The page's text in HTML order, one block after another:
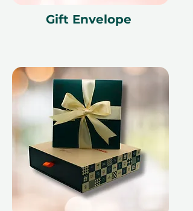
Gift Envelope